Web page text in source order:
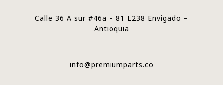
Calle 36 A sur #46a – 81 L238 Envigado –
Antioquia
info@premiumparts.co